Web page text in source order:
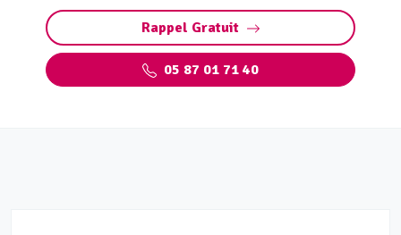
Rappel Gratuit
05 87 01 71 40